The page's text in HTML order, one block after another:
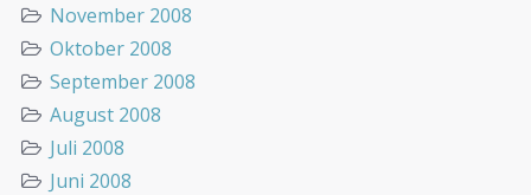
November 2008
Oktober 2008
September 2008
August 2008
Juli 2008
Juni 2008